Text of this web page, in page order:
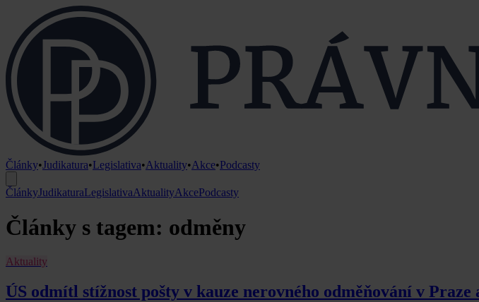
Články•Judikatura•Legislativa•Aktuality•Akce•Podcasty
ČlánkyJudikaturaLegislativaAktualityAkcePodcasty
Články s tagem: odměny
Aktuality
ÚS odmítl stížnost pošty v kauze nerovného odměňování v